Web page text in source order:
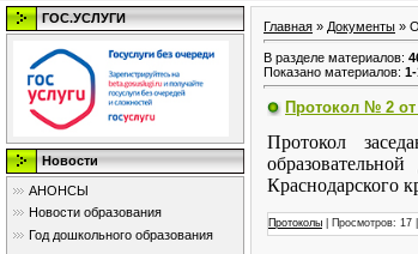
ГОС.УСЛУГИ
Новости
АНОНСЫ
Новости образования
Год дошкольного образования
Главная » Документы »
В разделе материалов:
Показано материалов:
Протокол № 2 от
Протокол
Краснодарского
Протоколы | Просмотров: 17